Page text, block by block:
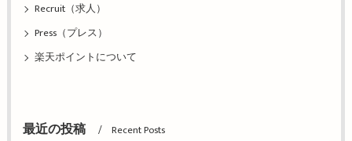
Recruit（求人）
Press（プレス）
楽天ポイントについて
最近の投稿 Recent Posts